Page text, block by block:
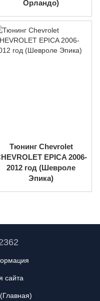
Орландо)
Тюнинг Chevrolet
EPICA 2006-
2012 год (Шевроле
Эпика)
сайта